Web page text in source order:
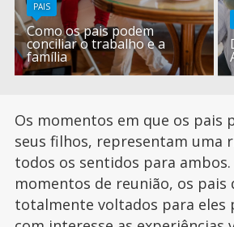
PAIS
Como os pais podem
conciliar o trabalho e a
família
Os momentos em que os pais
seus filhos, representam uma
todos os sentidos para ambos.
momentos de reunião, os pais
totalmente voltados para eles